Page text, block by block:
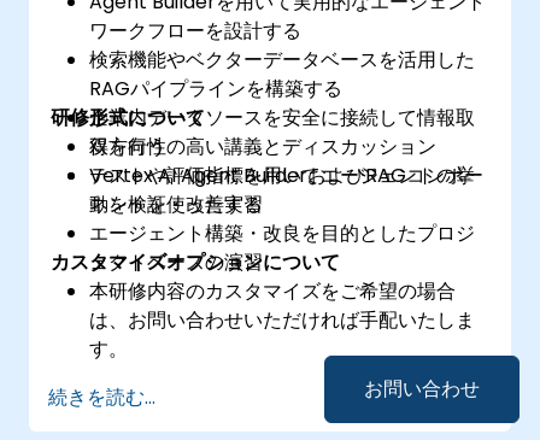
お問い合わせ
ワークフローを設計する
検索機能やベクターデータベースを活用した
RAGパイプラインを構築する
企業内データソースを安全に接続して情報取
得を行う
テストや評価指標を用いてエージェントの挙
動を検証・改善する
研修形式について
双方向性の高い講義とディスカッション
Vertex AI Agent BuilderおよびRAGコンポー
ネントを使った実習
エージェント構築・改良を目的としたプロジ
ェクトベースの演習
カスタマイズオプションについて
本研修内容のカスタマイズをご希望の場合
は、お問い合わせいただければ手配いたしま
す。
続きを読む...